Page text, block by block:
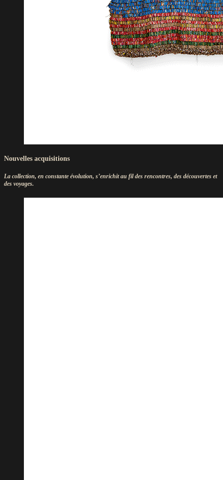
Nouvelles acquisitions
La collection, en constante évolution, s’enrichit au fil des rencontres, des découvertes et
des voyages.